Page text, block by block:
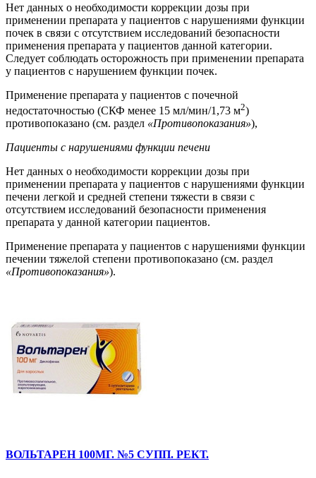
Нет данных о необходимости коррекции дозы при
применении препарата у пациентов с нарушениями функции
почек в связи с отсутствием исследований безопасности
применения препарата у пациентов данной категории.
Следует соблюдать осторожность при применении препарата
у пациентов с нарушением функции почек.
Применение препарата у пациентов с почечной
недостаточностью (СКФ менее 15 мл/мин/1,73 м2)
противопоказано (см. раздел «Противопоказания»),
Пациенты с нарушениями функции печени
Нет данных о необходимости коррекции дозы при
применении препарата у пациентов с нарушениями функции
печени легкой и средней степени тяжести в связи с
отсутствием исследований безопасности применения
препарата у данной категории пациентов.
Применение препарата у пациентов с нарушениями функции
печении тяжелой степени противопоказано (см. раздел
«Противопоказания»).
ВОЛЬТАРЕН 100МГ. №5 СУПП. РЕКТ.